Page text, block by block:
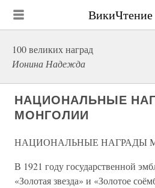
ВикиЧтение
100 великих наград
Ионина Надежда
НАЦИОНАЛЬНЫЕ
МОНГОЛИИ
НАЦИОНАЛЬНЫЕ НАГРАДЫ
В 1921 году государственной
«Золотая звезда» и «Золотое